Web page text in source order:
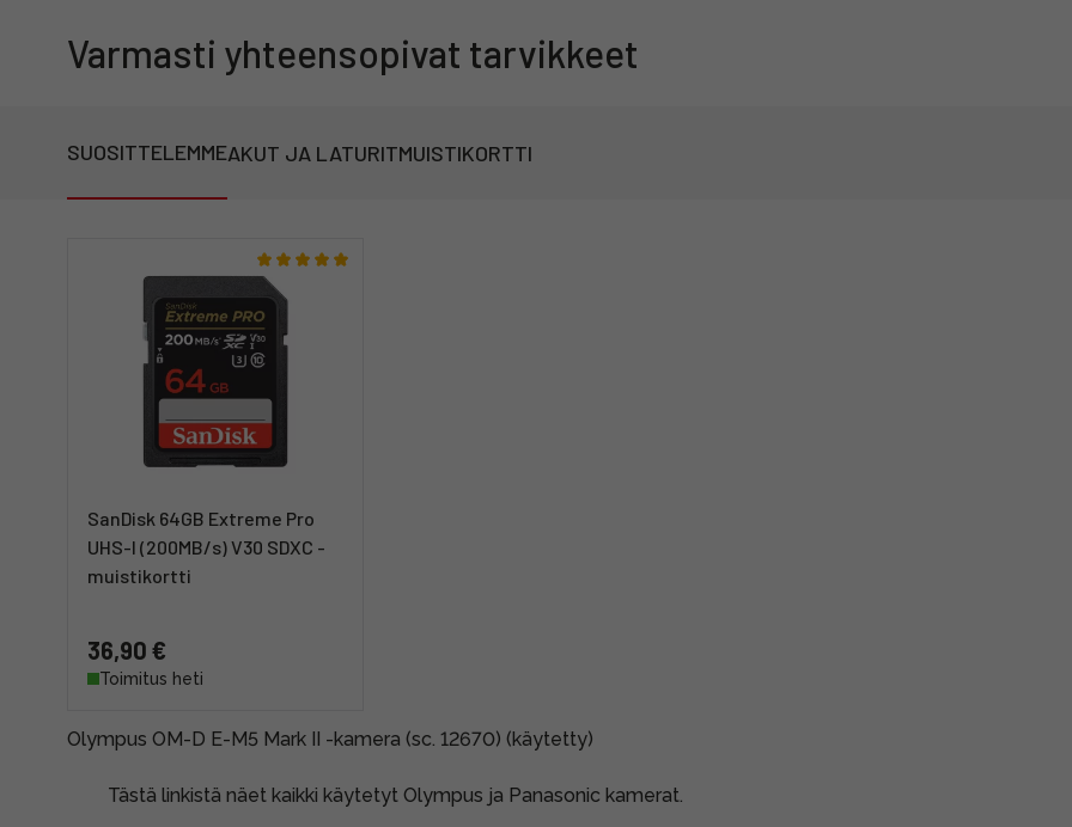
Varmasti yhteensopivat tarvikkeet
SUOSITTELEMMEAKUT JA LATURITMUISTIKORTTI
SanDisk 64GB Extreme Pro
UHS-I (200MB/s) V30 SDXC -
muistikortti
36,90 €
Toimitus heti
Olympus OM-D E-M5 Mark II -kamera (sc. 12670) (käytetty)
Tästä linkistä näet kaikki käytetyt Olympus ja Panasonic kamerat.